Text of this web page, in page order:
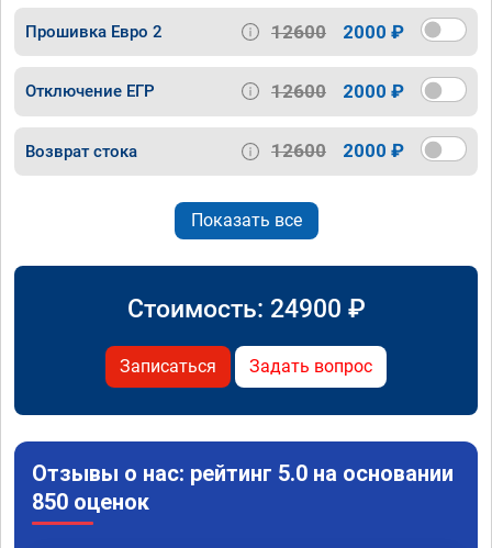
Прошивка Евро 2 12600 2000 ₽
Отключение ЕГР 12600 2000 ₽
Возврат стока 12600 2000 ₽
Показать все
Стоимость: 24900 ₽
Записаться Задать вопрос
Отзывы о нас: рейтинг 5.0 на основании
850 оценок